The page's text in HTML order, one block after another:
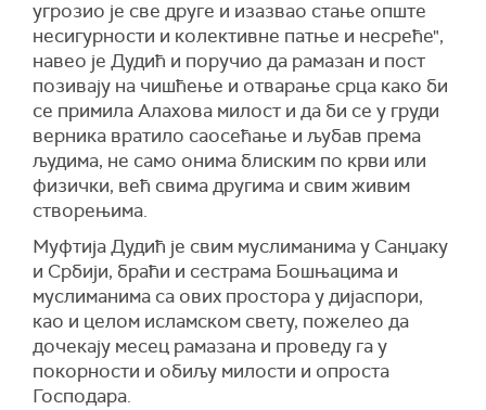
угрозио је све друге и изазвао стање опште
несигурности и колективне патње и несреће",
навео је Дудић и поручио да рамазан и пост
позивају на чишћење и отварање срца како би
се примила Алахова милост и да би се у груди
верника вратило саосећање и љубав према
људима, не само онима блиским по крви или
физички, већ свима другима и свим живим
створењима.
Муфтија Дудић је свим муслиманима у Санџаку
и Србији, браћи и сестрама Бошњацима и
муслиманима са ових простора у дијаспори,
као и целом исламском свету, пожелео да
дочекају месец рамазана и проведу га у
покорности и обиљу милости и опроста
Господара.